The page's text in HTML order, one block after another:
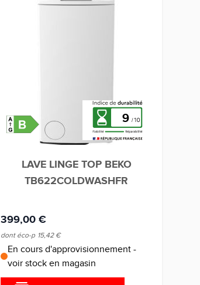
9
LAVE LINGE TOP BEKO
TB622COLDWASHFR
399,00 €
dont éco-p 15,42 €
En cours d'approvisionnement -
voir stock en magasin